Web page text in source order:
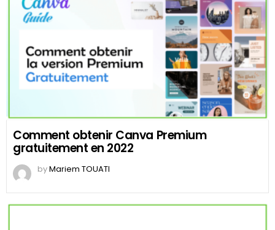
Comment obtenir Canva Premium
gratuitement en 2022
byMariem TOUATI